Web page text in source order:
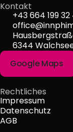
Kontakt
+43 664 199 32
6344
Google Maps
Rechtliches
Impressum
Datenschutz
AGB